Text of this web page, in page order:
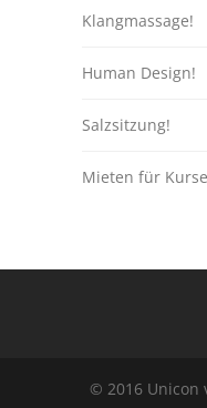
Klangmassage!
Human Design!
Salzsitzung!
Mieten für
© 2016 Unicon